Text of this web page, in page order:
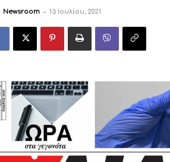
Newsroom - 13 Ιουλίου, 2021